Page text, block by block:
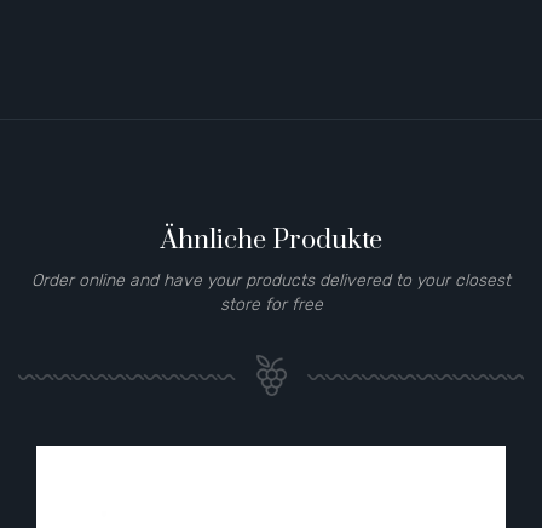
Ähnliche Produkte
Order online and have your products delivered to your closest
store for free